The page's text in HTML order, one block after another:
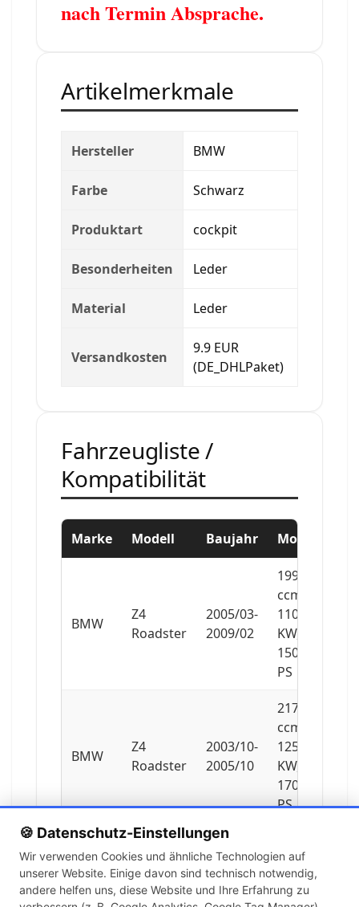
🍪 Datenschutz-Einstellungen
Wir verwenden Cookies und ähnliche Technologien auf
unserer Website. Einige davon sind technisch notwendig,
andere helfen uns, diese Website und Ihre Erfahrung zu
nach Termin Absprache.
Artikelmerkmale
Hersteller BMW
Farbe Schwarz
Produktart cockpit
Besonderheiten Leder
Material Leder
Versandkosten
9.9 EUR
(DE_DHLPaket)
Fahrzeugliste /
Kompatibilität
Marke Modell Baujahr Motor
BMW
Z4
Roadster
2005/03-
2009/02
1995
ccm,
110
KW,
150
PS
BMW
Z4
Roadster
2003/10-
2005/10
2171
ccm,
125
KW,
170
PS
BMW
Z4
Roadster
2005/09-
2009/02
ccm,
155
KW,